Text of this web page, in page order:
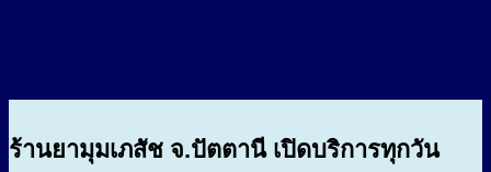
ร้านยามุมเภสัช จ.ปัตตานี เปิดบริการทุกวัน